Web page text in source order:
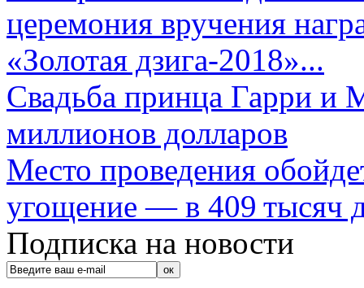
церемония вручения
«Золотая дзига-2018»...
Свадьба принца Гарри и
миллионов долларов
Место проведения
угощение — в 409 тысяч
Подписка на новости